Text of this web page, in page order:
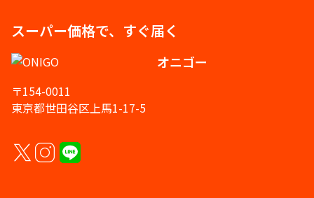
スーパー価格で、すぐ届く
オニゴー
〒154-0011
東京都世田谷区上馬1-17-5